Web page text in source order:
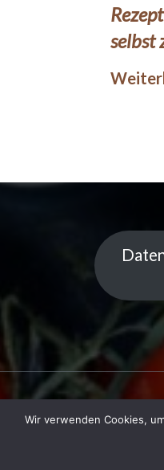
selbst
Copyright
Wir verwenden Cookies,